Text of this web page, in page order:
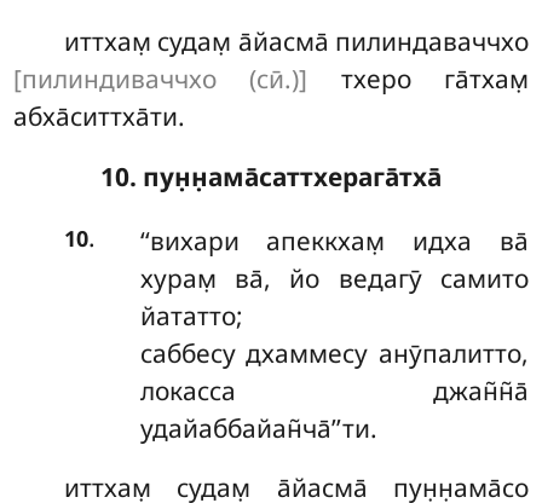
иттхам̣ судам̣ а̄йасма̄ пилиндаваччхо
[пилиндиваччхо (сӣ.)] тхеро га̄тхам̣
абха̄ситтха̄ти.
10. пун̣н̣ама̄саттхерага̄тха̄
10. ‘‘вихари апеккхам̣ идха ва̄
хурам̣ ва̄, йо ведагӯ самито
йататто;
саббесу дхаммесу анӯпалитто,
локасса джан̃н̃а̄
удайаббайан̃ча̄’’ти.
иттхам̣ судам̣ а̄йасма̄ пун̣н̣ама̄со